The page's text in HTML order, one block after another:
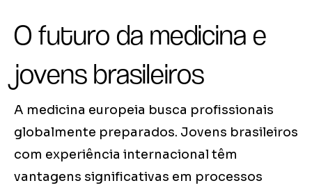
O futuro da medicina e
jovens brasileiros
A medicina europeia busca profissionais
globalmente preparados. Jovens brasileiros
com experiência internacional têm
vantagens significativas em processos